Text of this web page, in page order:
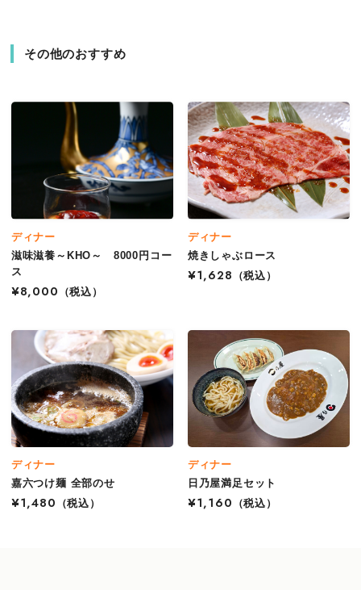
その他のおすすめ
ディナー
滋味滋養～KHO～ 8000円コー
ス
¥8,000
（税込）
ディナー
焼きしゃぶロース
¥1,628
（税込）
ディナー
嘉六つけ麺 全部のせ
¥1,480
（税込）
ディナー
日乃屋満足セット
¥1,160
（税込）